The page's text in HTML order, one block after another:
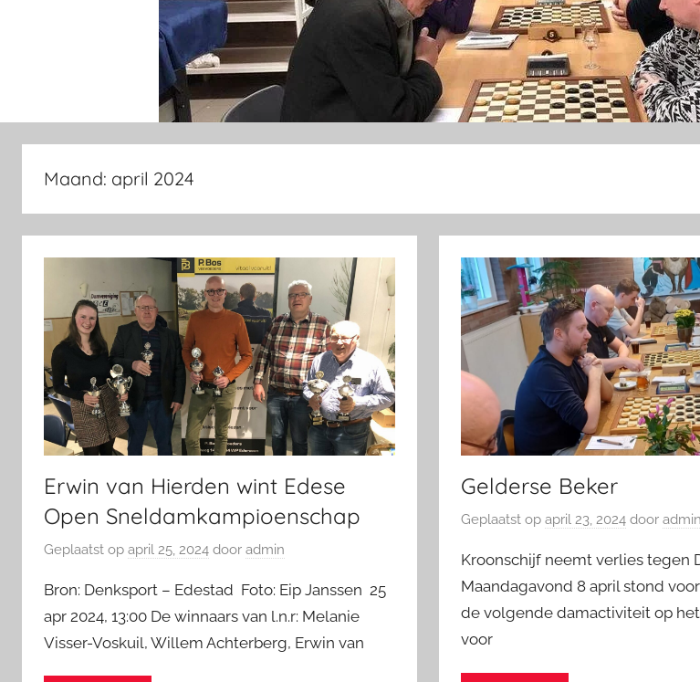
Maand: april 2024
Erwin van Hierden wint Edese
Open Sneldamkampioenschap
Geplaatst op april 25, 2024 door admin
Bron: Denksport – Edestad Foto: Eip Janssen 25
apr 2024, 13:00 De winnaars van l.n.r: Melanie
Visser-Voskuil, Willem Achterberg, Erwin van
Gelderse Beker
Geplaatst opapril 23, 2024 dooradmin
Kroonschijf neemt verlies tegen
Maandagavond 8 april stond
de volgende damactiviteit op
voor